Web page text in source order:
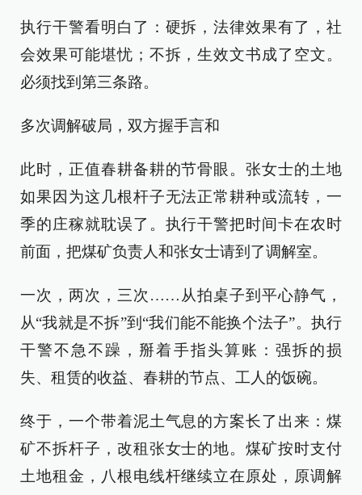
执行干警看明白了：硬拆，法律效果有了，社
会效果可能堪忧；不拆，生效文书成了空文。
必须找到第三条路。
多次调解破局，双方握手言和
此时，正值春耕备耕的节骨眼。张女士的土地
如果因为这几根杆子无法正常耕种或流转，一
季的庄稼就耽误了。执行干警把时间卡在农时
前面，把煤矿负责人和张女士请到了调解室。
一次，两次，三次……从拍桌子到平心静气，
从“我就是不拆”到“我们能不能换个法子”。执行
干警不急不躁，掰着手指头算账：强拆的损
失、租赁的收益、春耕的节点、工人的饭碗。
终于，一个带着泥土气息的方案长了出来：煤
矿不拆杆子，改租张女士的地。煤矿按时支付
土地租金，八根电线杆继续立在原处，原调解